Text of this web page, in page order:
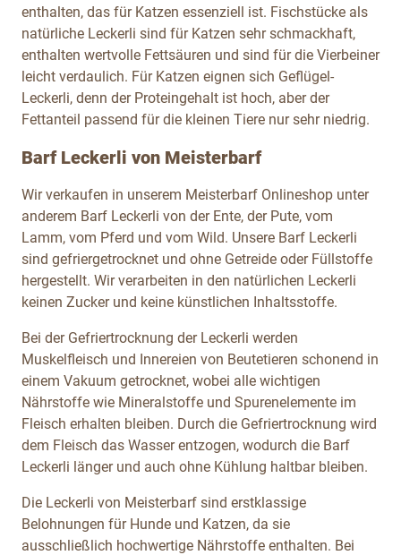
enthalten, das für Katzen essenziell ist. Fischstücke als
natürliche Leckerli sind für Katzen sehr schmackhaft,
enthalten wertvolle Fettsäuren und sind für die Vierbeiner
leicht verdaulich. Für Katzen eignen sich Geflügel-
Leckerli, denn der Proteingehalt ist hoch, aber der
Fettanteil passend für die kleinen Tiere nur sehr niedrig.
Barf Leckerli von Meisterbarf
Wir verkaufen in unserem Meisterbarf Onlineshop unter
anderem Barf Leckerli von der Ente, der Pute, vom
Lamm, vom Pferd und vom Wild. Unsere Barf Leckerli
sind gefriergetrocknet und ohne Getreide oder Füllstoffe
hergestellt. Wir verarbeiten in den natürlichen Leckerli
keinen Zucker und keine künstlichen Inhaltsstoffe.
Bei der Gefriertrocknung der Leckerli werden
Muskelfleisch und Innereien von Beutetieren schonend in
einem Vakuum getrocknet, wobei alle wichtigen
Nährstoffe wie Mineralstoffe und Spurenelemente im
Fleisch erhalten bleiben. Durch die Gefriertrocknung wird
dem Fleisch das Wasser entzogen, wodurch die Barf
Leckerli länger und auch ohne Kühlung haltbar bleiben.
Die Leckerli von Meisterbarf sind erstklassige
Belohnungen für Hunde und Katzen, da sie
ausschließlich hochwertige Nährstoffe enthalten. Bei